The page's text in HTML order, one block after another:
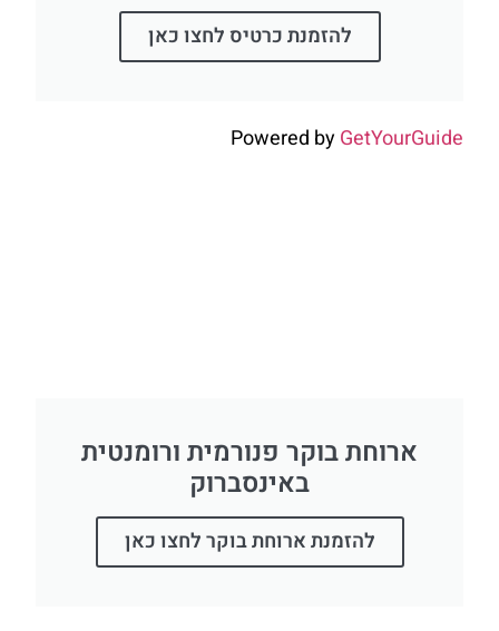
להזמנת כרטיס לחצו כאן
Powered byGetYourGuide
ארוחת בוקר פנורמית ורומנטית
באינסברוק
להזמנת ארוחת בוקר לחצו כאן